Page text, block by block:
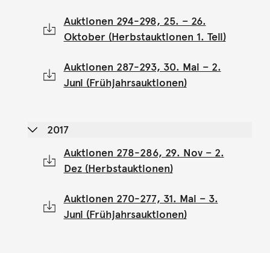
Auktionen 294-298, 25. – 26.
Oktober (Herbstauktionen 1. Teil)
Auktionen 287-293, 30. Mai – 2.
Juni (Frühjahrsauktionen)
2017
Auktionen 278-286, 29. Nov – 2.
Dez (Herbstauktionen)
Auktionen 270-277, 31. Mai – 3.
Juni (Frühjahrsauktionen)